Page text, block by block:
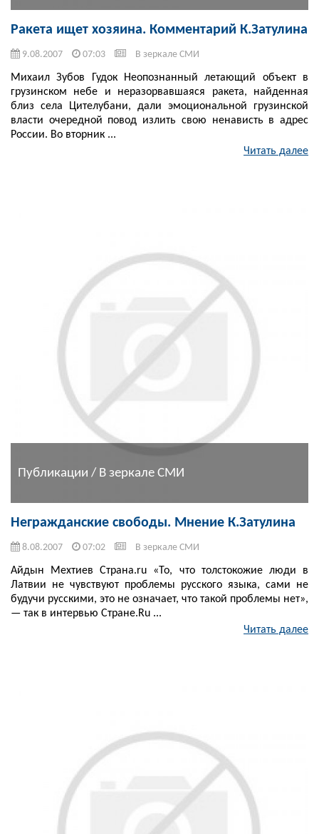
Ракета ищет хозяина. Комментарий К.Затулина
9.08.2007 07:03 В зеркале СМИ
Михаил Зубов Гудок Неопознанный летающий объект в
грузинском небе и неразорвавшаяся ракета, найденная
близ села Цителубани, дали эмоциональной грузинской
власти очередной повод излить свою ненависть в адрес
России. Во вторник ...
Читать далее
Публикации / В зеркале СМИ
Негражданские свободы. Мнение К.Затулина
8.08.2007 07:02 В зеркале СМИ
Айдын Мехтиев Cтрана.ru «То, что толстокожие люди в
Латвии не чувствуют проблемы русского языка, сами не
будучи русскими, это не означает, что такой проблемы нет»,
— так в интервью Стране.Ru ...
Читать далее